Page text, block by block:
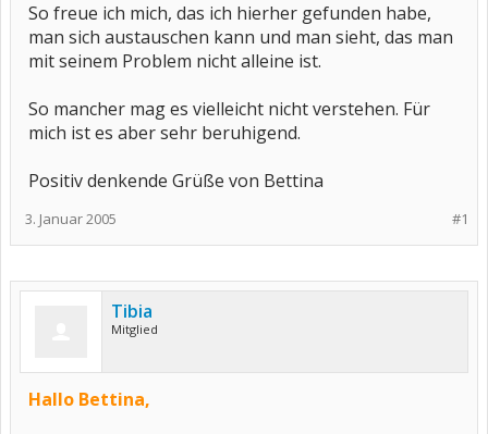
So freue ich mich, das ich hierher gefunden habe,
man sich austauschen kann und man sieht, das man
mit seinem Problem nicht alleine ist.
So mancher mag es vielleicht nicht verstehen. Für
mich ist es aber sehr beruhigend.
Positiv denkende Grüße von Bettina
#1
3. Januar 2005
Tibia
Mitglied
Hallo Bettina,